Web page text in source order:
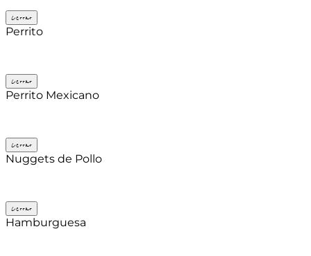
Cerrar
Perrito
Cerrar
Perrito Mexicano
Cerrar
Nuggets de Pollo
Cerrar
Hamburguesa